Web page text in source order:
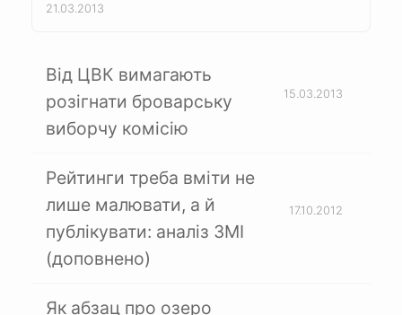
21.03.2013
Від ЦВК вимагають
розігнати броварську
виборчу комісію
15.03.2013
Рейтинги треба вміти не
лише малювати, а й
публікувати: аналіз ЗМІ
(доповнено)
17.10.2012
Як абзац про озеро